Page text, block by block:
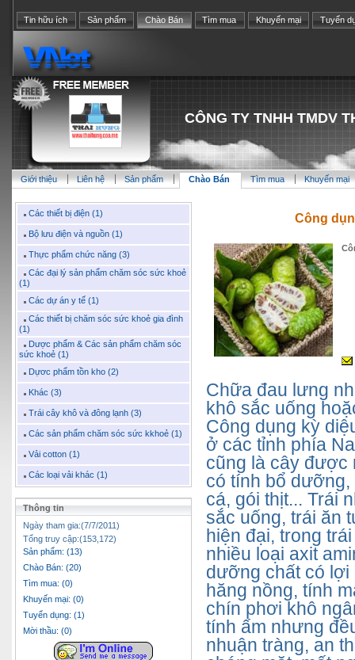
Tin hữu ích Sản phẩm Chào Bán Tìm mua Khuyến mại Tuyển
CÔNG TY TNHH TMDV
Giới thiệu Liên hệ Sản phẩm Chào Bán Tìm mua Khuyến mại
Các thiết bị điện (1)
Bộ lưu điện và nguồn (1)
Thực phẩm chức năng (3)
Các đại lý sản phẩm chăm sóc sức khoẻ
(1)
Các dự án y tế (1)
Các thiết bị chăm sóc sức khoẻ gia đình
(1)
Dược phẩm & Các sản phẩm chăm sóc
sức khoẻ (1)
Dựơc phẩm tồn kho (2)
Khác (3)
Trái cây khô và đông lạnh (3)
Các sản phẩm chăm sóc sức kkhoẻ (1)
Vải cotton (1)
Các loại vải khác (1)
Thông tin
Ngày tham gia:(7/7/2011)
Tổng truy cập:(153,172)
Sản phẩm: (13)
Chào Bán: (20)
Tìm mua: (0)
Khuyến mại: (0)
Tuyển dụng: (1)
Mời thầu: (0)
Công
Chữa đau lưng
khô sắc uống
Công dụng kỳ
ở các tỉnh phía
cũng là cây được
có tính bổ
cá, gói thịt... Trái
sắc uống, trái ăn
hiện đại, trong
nhiều loại axit
dưỡng chất có lợi
hăng nồng, tính
chín phơi khô
tính ấm nhưng
nhuận tràng, an